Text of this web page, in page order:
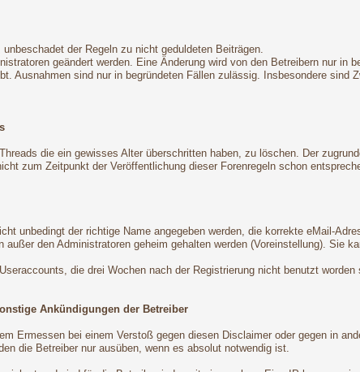
der Regeln zu nicht geduldeten Beiträgen.
geändert werden. Eine Änderung wird von den Betreibern nur in
Ausnahmen sind nur in begründeten Fällen zulässig. Insbesondere
die ein gewisses Alter überschritten haben, zu löschen. Der
zum Zeitpunkt der Veröffentlichung dieser Forenregeln schon
unbedingt der richtige Name angegeben werden, die korrekte eMail-
außer den Administratoren geheim gehalten werden (Voreinstellung). Sie
die drei Wochen nach der Registrierung nicht benutzt
Ankündigungen der Betreiber
Ermessen bei einem Verstoß gegen diesen Disclaimer oder gegen in
die Betreiber nur ausüben, wenn es absolut notwendig ist.